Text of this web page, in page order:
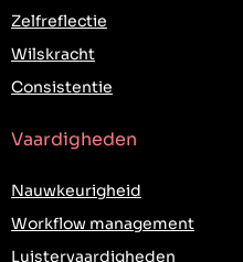
Zelfreflectie
Wilskracht
Consistentie
Vaardigheden
Nauwkeurigheid
Workflow management
Luistervaardigheden